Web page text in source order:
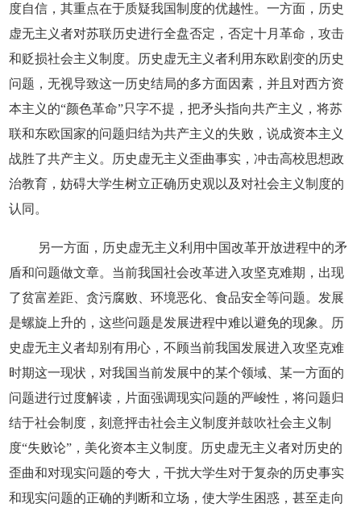
度自信，其重点在于质疑我国制度的优越性。一方面，历史
虚无主义者对苏联历史进行全盘否定，否定十月革命，攻击
和贬损社会主义制度。历史虚无主义者利用东欧剧变的历史
问题，无视导致这一历史结局的多方面因素，并且对西方资
本主义的“颜色革命”只字不提，把矛头指向共产主义，将苏
联和东欧国家的问题归结为共产主义的失败，说成资本主义
战胜了共产主义。历史虚无主义歪曲事实，冲击高校思想政
治教育，妨碍大学生树立正确历史观以及对社会主义制度的
认同。
另一方面，历史虚无主义利用中国改革开放进程中的矛
盾和问题做文章。当前我国社会改革进入攻坚克难期，出现
了贫富差距、贪污腐败、环境恶化、食品安全等问题。发展
是螺旋上升的，这些问题是发展进程中难以避免的现象。历
史虚无主义者却别有用心，不顾当前我国发展进入攻坚克难
时期这一现状，对我国当前发展中的某个领域、某一方面的
问题进行过度解读，片面强调现实问题的严峻性，将问题归
结于社会制度，刻意抨击社会主义制度并鼓吹社会主义制
度“失败论”，美化资本主义制度。历史虚无主义者对历史的
歪曲和对现实问题的夸大，干扰大学生对于复杂的历史事实
和现实问题的正确的判断和立场，使大学生困惑，甚至走向